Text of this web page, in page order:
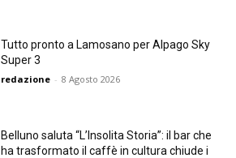
Tutto pronto a Lamosano per Alpago Sky
Super 3
redazione - 8 Agosto 2026
Belluno saluta “L’Insolita Storia”: il bar che
ha trasformato il caffè in cultura chiude i